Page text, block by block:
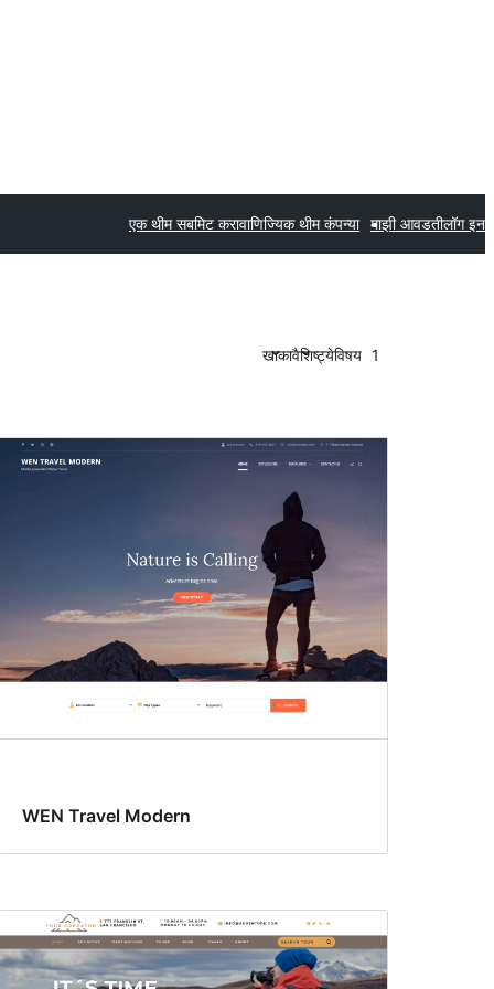
एक थीम सबमिट करावाणिज्यिक थीम कंपन्या माझी आवडतीलॉग इन
खाकावैशिष्ट्येविषय 1
WEN Travel Modern